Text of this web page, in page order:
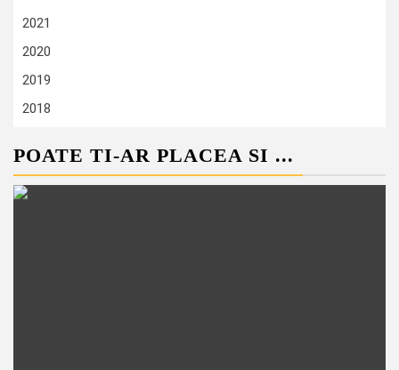
2021
2020
2019
2018
POATE TI-AR PLACEA SI ...